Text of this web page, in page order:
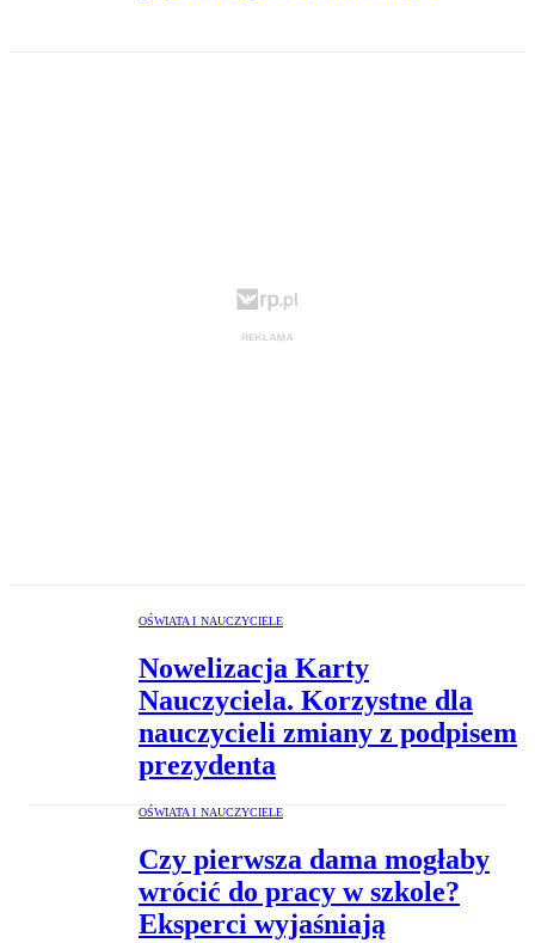
OŚWIATA I NAUCZYCIELE
Nowelizacja Karty
Nauczyciela. Korzystne dla
nauczycieli zmiany z podpisem
prezydenta
OŚWIATA I NAUCZYCIELE
Czy pierwsza dama mogłaby
wrócić do pracy w szkole?
Eksperci wyjaśniają